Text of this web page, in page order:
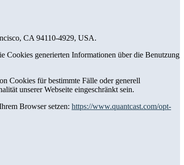
CA 94110-4929, USA.
Cookies generierten Informationen über die Benutzung
Cookies für bestimmte Fälle oder generell
unserer Webseite eingeschränkt sein.
Browser setzen: https://www.quantcast.com/opt-